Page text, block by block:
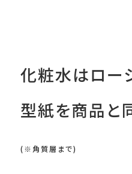
化粧水はロー
型紙を商品と
(※角質層まで)